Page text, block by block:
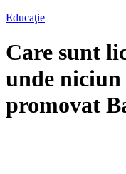
Educaţie
Care sunt
unde
promovat